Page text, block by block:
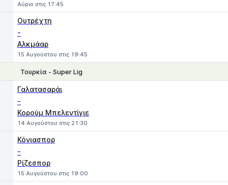
Αύριο στις 17:45
Ουτρέχτη
-
Αλκμάαρ
15 Αυγούστου στις 19:45
Τουρκία - Super Lig
Γαλατασαράι
-
Κορούμ Μπελεντίγιε
14 Αυγούστου στις 21:30
Κόνιασπορ
-
Ρίζεσπορ
15 Αυγούστου στις 19:00